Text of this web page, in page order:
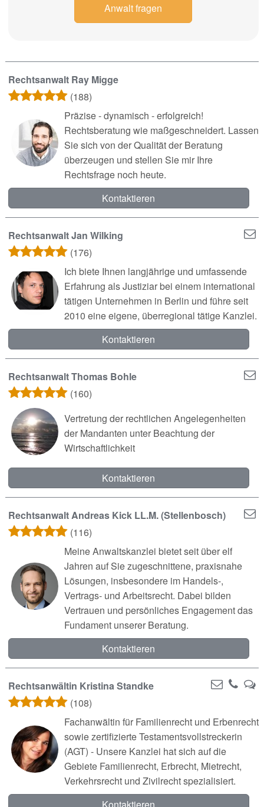
Anwalt fragen
Rechtsanwalt Ray Migge
(188)
Präzise - dynamisch - erfolgreich!
Rechtsberatung wie maßgeschneidert. Lassen
Sie sich von der Qualität der Beratung
überzeugen und stellen Sie mir Ihre
Rechtsfrage noch heute.
Kontaktieren
Rechtsanwalt Jan Wilking
(176)
Ich biete Ihnen langjährige und umfassende
Erfahrung als Justiziar bei einem international
tätigen Unternehmen in Berlin und führe seit
2010 eine eigene, überregional tätige Kanzlei.
Kontaktieren
Rechtsanwalt Thomas Bohle
(160)
Vertretung der rechtlichen Angelegenheiten
der Mandanten unter Beachtung der
Wirtschaftlichkeit
Kontaktieren
Rechtsanwalt Andreas Kick LL.M. (Stellenbosch)
(116)
Meine Anwaltskanzlei bietet seit über elf
Jahren auf Sie zugeschnittene, praxisnahe
Lösungen, insbesondere im Handels-,
Vertrags- und Arbeitsrecht. Dabei bilden
Vertrauen und persönliches Engagement das
Fundament unserer Beratung.
Kontaktieren
Rechtsanwältin Kristina Standke
(108)
Fachanwältin für Familienrecht und Erbenrecht
sowie zertifizierte Testamentsvollstreckerin
(AGT) - Unsere Kanzlei hat sich auf die
Gebiete Familienrecht, Erbrecht, Mietrecht,
Verkehrsrecht und Zivilrecht spezialisiert.
Kontaktieren